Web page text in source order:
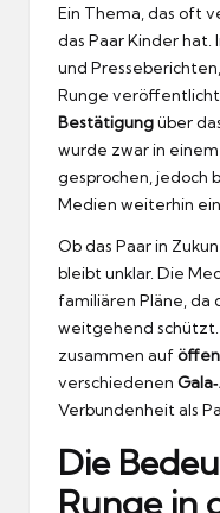
Ein Thema, das oft
das Paar Kinder
und
Runge
Bestätigungüber
wurde zwar in
gesprochen, jedoch
Medien weiterhin ein
Ob das Paar in
bleibt unklar. Die
familiären Pläne, da
weitgehend
zusammen auf
verschiedenen
Verbundenheit als
Die
Runge in